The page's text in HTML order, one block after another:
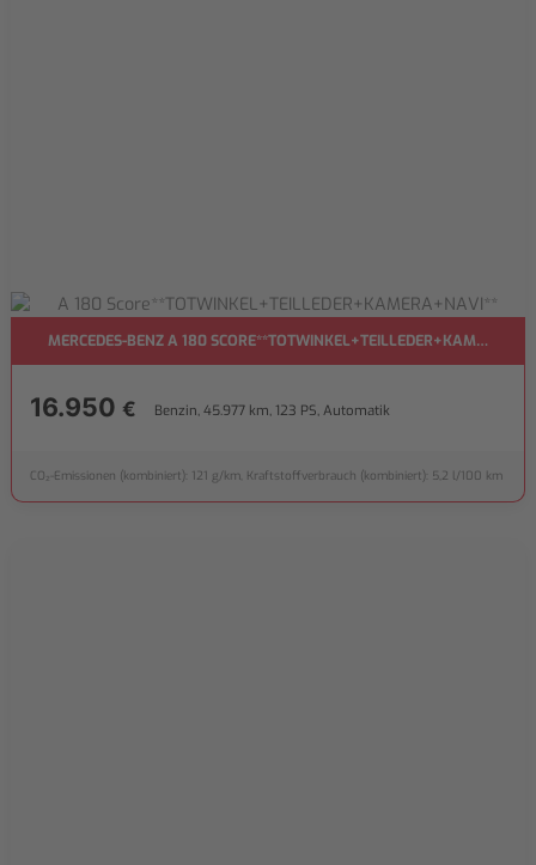
MERCEDES-BENZ A 180
16.950 € Benzin, 45.977 km, 123 PS, Automatik
CO₂-Emissionen (kombiniert): 121 g/km, Kraftstoffverbrauch (kombiniert): 5,2 l/100 km